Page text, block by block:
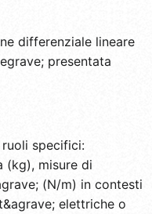
differenziale lineare
presentata
ruoli specifici:
(kg), misure di
(N/m) in contesti
elettriche o